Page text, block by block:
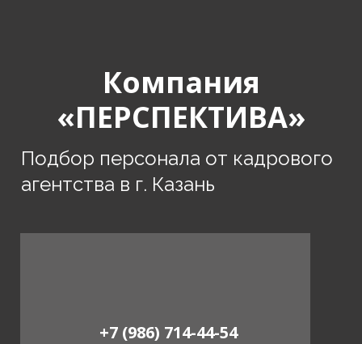
+7 (986) 714-44-54
Подбор персонала от кадрового
агентства в г. Казань
Компания
«ПЕРСПЕКТИВА»